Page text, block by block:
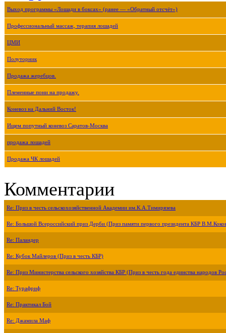
Выход программы «Лошади в боксах» (ранее — «Обратный отсчёт»)
Профессиональный массаж, терапия лошадей
ЦМИ
Полуторник
Продажа жеребцов.
Племенные пони на продажу.
Коневоз на Дальний Восток!
Ищем попутный коневоз Саратов-Москва
продажа лошадей
Продажа ЧК лошадей
Комментарии
Re: Приз в честь сельскохозяйственной Академии им.К.А.Тимирязева
Re: Большой Всероссийский приз Дерби (Приз памяти первого президента КБР
Re: Паландер
Re: Кубок Майлеров (Приз в честь КБР)
Re: Приз Министерства сельского хозяйства КБР (Приз в честь года единства народов
Re: Турафриф
Re: Практикал Бой
Re: Джамила Маф